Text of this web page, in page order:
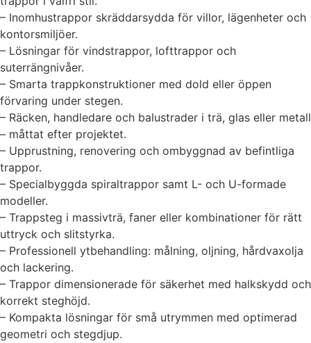
– Inomhustrappor skräddarsydda för villor, lägenheter och
kontorsmiljöer.
– Lösningar för vindstrappor, lofttrappor och
suterrängnivåer.
– Smarta trappkonstruktioner med dold eller öppen
förvaring under stegen.
– Räcken, handledare och balustrader i trä, glas eller metall
– måttat efter projektet.
– Upprustning, renovering och ombyggnad av befintliga
trappor.
– Specialbyggda spiraltrappor samt L- och U-formade
modeller.
– Trappsteg i massivträ, faner eller kombinationer för rätt
uttryck och slitstyrka.
– Professionell ytbehandling: målning, oljning, hårdvaxolja
och lackering.
– Trappor dimensionerade för säkerhet med halkskydd och
korrekt steghöjd.
– Kompakta lösningar för små utrymmen med optimerad
geometri och stegdjup.